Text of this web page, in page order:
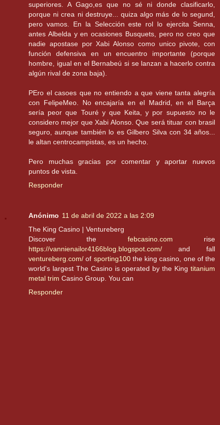
superiores. A Gago,es que no sé ni donde clasificarlo,
porque ni crea ni destruye... quiza algo más de lo segund,
pero vamos. En la Selección este rol lo ejercita Senna,
antes Albelda y en ocasiones Busquets, pero no creo que
nadie apostase por Xabi Alonso como unico pivote, con
función defensiva en un encuentro importante (porque
hombre, igual en el Bernabeú si se lanzan a hacerlo contra
algún rival de zona baja).
PEro el casoes que no entiendo a que viene tanta alegría
con FelipeMeo. No encajaría en el Madrid, en el Barça
sería peor que Touré y que Keita, y por supuesto no le
considero mejor que Xabi Alonso. Que será tituar con brasil
seguro, aunque también lo es Gilbero Silva con 34 años...
le altan centrocampistas, es un hecho.
Pero muchas gracias por comentar y aportar nuevos
puntos de vista.
Responder
Anónimo 11 de abril de 2022 a las 2:09
The King Casino | Ventureberg
Discover the febcasino.com rise
https://vannienailor4166blog.blogspot.com/ and fall
ventureberg.com/ of sporting100the king casino, one of the
world's largest The Casino is operated by the King titanium
metal trim Casino Group. You can
Responder